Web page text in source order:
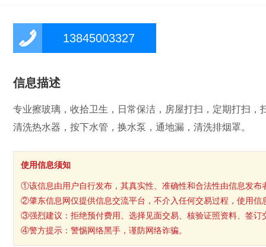
13845003327
信息描述
专业擦玻璃，收拾卫生，日常保洁，房屋打扫，定期打扫
清洗热水器，按下水管，换水泵，通地漏，清洗排烟罩。
使用信息须知
①该信息由用户自行发布，其真实性、准确性和合法性由信息发布
②肇东信息网仅提供信息交流平台，不介入任何交易过程，使用信
③强烈建议：拒绝预付费用、选择见面交易、核验证照资料、签订
④警方提示：警惕网络黑手，谨防网络诈骗。